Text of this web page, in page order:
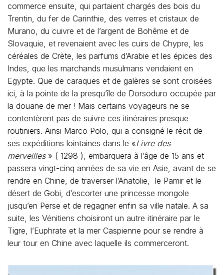
commerce ensuite, qui partaient chargés des bois du
Trentin, du fer de Carinthie, des verres et cristaux de
Murano, du cuivre et de l’argent de Bohême et de
Slovaquie, et revenaient avec les cuirs de Chypre, les
céréales de Crète, les parfums d’Arabie et les épices des
Indes, que les marchands musulmans vendaient en
Egypte. Que de caraques et de galères se sont croisées
ici, à la pointe de la presqu’île de Dorsoduro occupée par
la douane de mer ! Mais certains voyageurs ne se
contentèrent pas de suivre ces itinéraires presque
routiniers. Ainsi Marco Polo, qui a consigné le récit de
ses expéditions lointaines dans le «Livre des
merveilles» ( 1298 ), embarquera à l’âge de 15 ans et
passera vingt-cinq années de sa vie en Asie, avant de se
rendre en Chine, de traverser l’Anatolie, le Pamir et le
désert de Gobi, d’escorter une princesse mongole
jusqu’en Perse et de regagner enfin sa ville natale. A sa
suite, les Vénitiens choisiront un autre itinéraire par le
Tigre, l’Euphrate et la mer Caspienne pour se rendre à
leur tour en Chine avec laquelle ils commerceront.